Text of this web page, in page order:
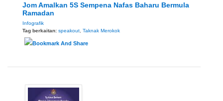
Jom Amalkan 5S Sempena Nafas Baharu Bermula
Ramadan
Infografik
Tag berkaitan: speakout Taknak Merokok